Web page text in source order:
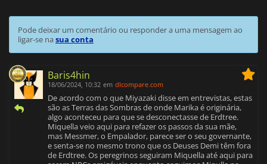
Pode deixar um comentário ou responder a uma mensagem ao
ligar-se nasua conta
Baris4hin
18/06/2024, 10:32 em dlcompare.com
De acordo com o que Miyazaki disse em entrevistas, estas
são as Terras das Sombras de onde Marika é originária,
algo aconteceu para que se desconectasse de Erdtree.
Miquella veio aqui para refazer os passos da sua mãe,
mas Messmer, o Empalador, parece ser o seu governante,
e senta-se no mesmo trono que os Deuses Demi têm fora
de Erdtree. Os peregrinos seguiram Miquella até aqui para